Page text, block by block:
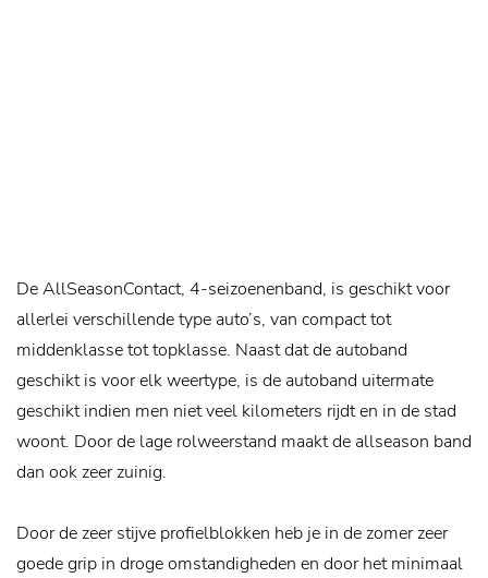
De AllSeasonContact, 4-seizoenenband, is geschikt voor
allerlei verschillende type auto’s, van compact tot
middenklasse tot topklasse. Naast dat de autoband
geschikt is voor elk weertype, is de autoband uitermate
geschikt indien men niet veel kilometers rijdt en in de stad
woont. Door de lage rolweerstand maakt de allseason band
dan ook zeer zuinig.
Door de zeer stijve profielblokken heb je in de zomer zeer
goede grip in droge omstandigheden en door het minimaal